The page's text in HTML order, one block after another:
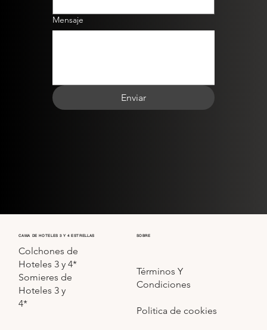
Mensaje
Enviar
CAMA DE HOTELES 3 Y 4 ESTRELLAS
Colchones de
Hoteles 3 y 4*
Somieres de
Hoteles 3 y
4*
SOBRE
Términos Y
Condiciones
Politica de cookies